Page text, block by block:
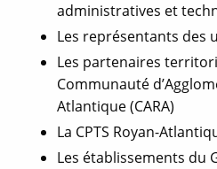
administratives et
Les représentants des
Les partenaires
Communauté
Atlantique (CARA)
La CPTS Royan-
Les établissements du